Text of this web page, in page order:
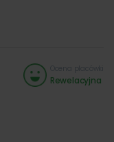
Rewelacyjna